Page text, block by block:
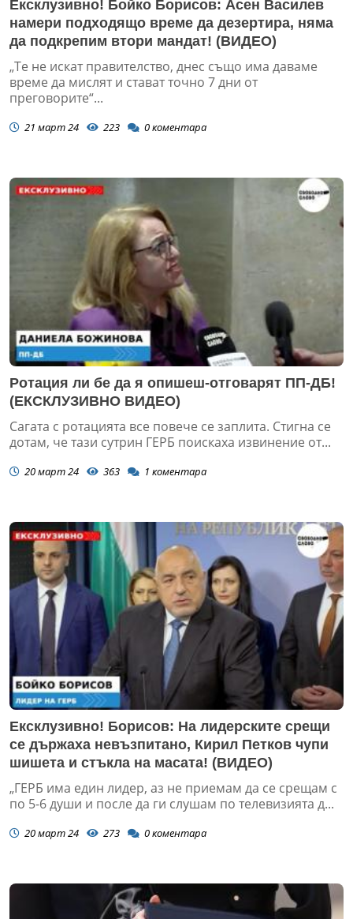
Ексклузивно! Бойко Борисов: Асен Василев
намери подходящо време да дезертира, няма
да подкрепим втори мандат! (ВИДЕО)
„Те не искат правителство, днес също има даваме
време да мислят и стават точно 7 дни от
преговорите“...
21 март 24 223 0коментара
Ротация ли бе да я опишеш-отговарят ПП-ДБ!
(ЕКСКЛУЗИВНО ВИДЕО)
Сагата с ротацията все повече се заплита. Стигна се
дотам, че тази сутрин ГЕРБ поискаха извинение от...
20 март 24 363 1 коментара
Ексклузивно! Борисов: На лидерските срещи
се държаха невъзпитано, Кирил Петков чупи
шишета и стъкла на масата! (ВИДЕО)
„ГЕРБ има един лидер, аз не приемам да се срещам с
по 5-6 души и после да ги слушам по телевизията д...
20 март 24 273 0коментара